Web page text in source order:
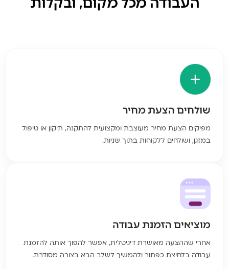
שולחים הצעת מחיר
מפיקים הצעת מחיר מעוצבת ומקצועית להתקנה, תיקון או טיפול
במזגן, ושולחים ללקוחות בתוך שניות.
מוציאים הזמנת עבודה
אחרי שההצעה מאושרת דיגיטלית, אפשר להפוך אותה להזמנת
עבודה בלחיצת כפתור ולהמשיך לשלב הבא בצורה מסודרת.